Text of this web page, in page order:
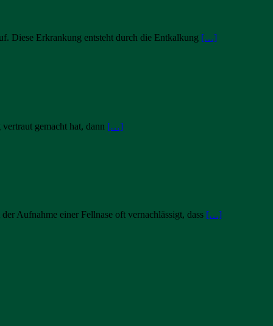
Diese Erkrankung entsteht durch die Entkalkung […]
gemacht hat, dann […]
Aufnahme einer Fellnase oft vernachlässigt, dass […]